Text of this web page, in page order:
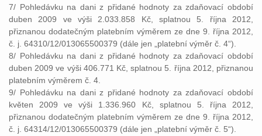
7/ Pohledávku na dani z přidané hodnoty za zdaňovací období
duben 2009 ve výši 2.033.858 Kč, splatnou 5. října 2012,
přiznanou dodatečným platebním výměrem ze dne 9. října 2012,
č. j. 64310/12/013065500379 (dále jen „platební výměr č. 4“).
8/ Pohledávku na dani z přidané hodnoty za zdaňovací období
duben 2009 ve výši 406.771 Kč, splatnou 5. října 2012, přiznanou
platebním výměrem č. 4.
9/ Pohledávku na dani z přidané hodnoty za zdaňovací období
květen 2009 ve výši 1.336.960 Kč, splatnou 5. října 2012,
přiznanou dodatečným platebním výměrem ze dne 9. října 2012,
č. j. 64314/12/013065500379 (dále jen „platební výměr č. 5“).